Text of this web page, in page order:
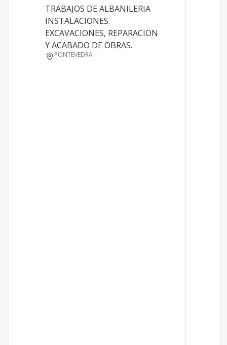
TRABAJOS DE ALBANILERIA
INSTALACIONES.
EXCAVACIONES, REPARACION
Y ACABADO DE OBRAS.
PONTEVEDRA